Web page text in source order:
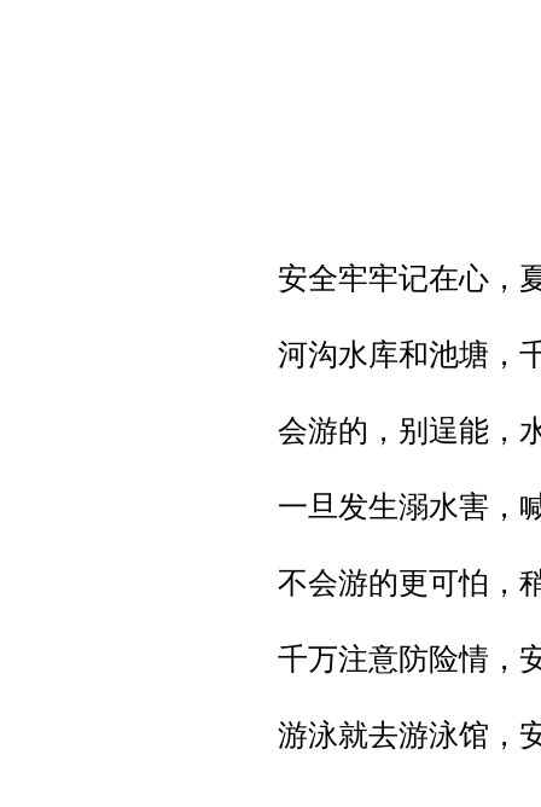
安全牢牢记在心，
河沟水库和池塘，
会游的，别逞能，
一旦发生溺水害，
不会游的更可怕，
千万注意防险情，
游泳就去游泳馆，